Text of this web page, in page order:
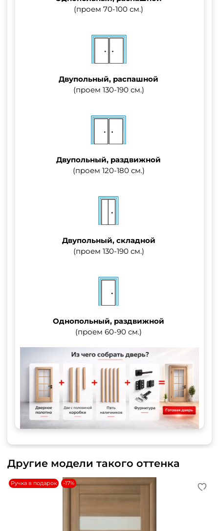
(проем 70-100 см.)
Двупольный, распашной
(проем 130-190 см.)
Двупольный, раздвижной
(проем 120-180 см.)
Двупольный, складной
(проем 130-190 см.)
Однопольный, раздвижной
(проем 60-90 см.)
Другие модели такого оттенка
Ручка в подарок -17%